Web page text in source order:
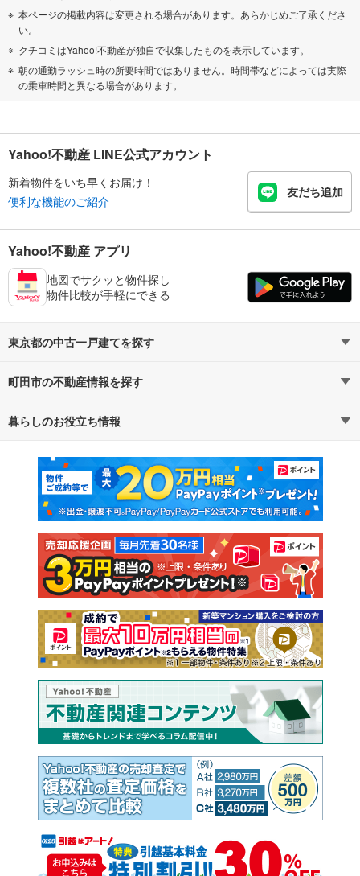
本ページの掲載内容は変更される場合があります。あらかじめご了承くださ
い。
クチコミはYahoo!不動産が独自で収集したものを表示しています。
朝の通勤ラッシュ時の所要時間ではありません。時間帯などによっては実際
の乗車時間と異なる場合があります。
Yahoo!不動産 LINE公式アカウント
新着物件をいち早くお届け！
便利な機能のご紹介
友だち追加
Yahoo!不動産 アプリ
地図でサクッと物件探し
物件比較が手軽にできる
東京都の中古一戸建てを探す
路線・駅から探す
通勤・通学時間から探す
町田市の不動産情報を探す
不動産・住宅
新築マンション 中古マンション
新築一戸建て 中古一戸建て
注文住宅 土地
売却査定
暮らしのお役立ち情報
マンションカタログ 教えて！住まいの先生